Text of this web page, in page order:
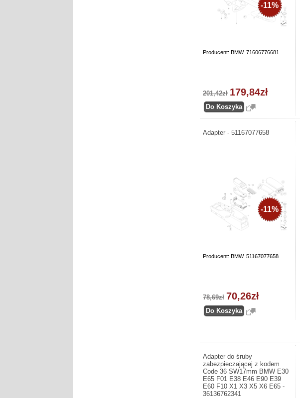
Producent: BMW. 71606776681
-11%
201,42zł 179,84zł
Adapter - 51167077658
Producent: BMW. 51167077658
-11%
78,69zł 70,26zł
Adapter do śruby
zabezpieczającej z kodem
Code 36 SW17mm BMW E30
E65 F01 E38 E46 E90 E39
E60 F10 X1 X3 X5 X6 E65 -
36136762341